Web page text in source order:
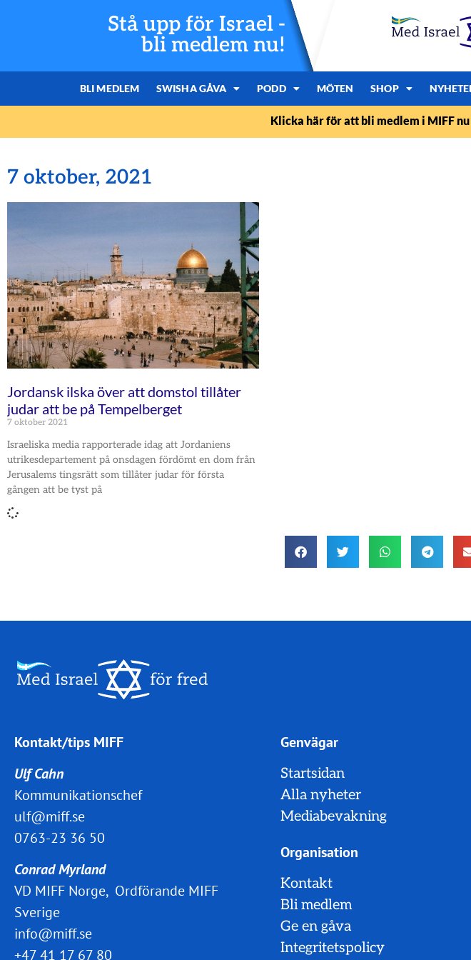
Stå upp för Israel -
bli medlem nu!
BLI MEDLEM SWISHA GÅVA PODD MÖTEN SHOP
Klicka här för att bli medlem i MIFF nu
7 oktober, 2021
Jordansk ilska över att domstol tillåter
judar att be på Tempelberget
7 oktober 2021
Israeliska media rapporterade idag att Jordaniens
utrikesdepartement på onsdagen fördömt en dom från
Jerusalems tingsrätt som tillåter judar för första
gången att be tyst på
Kontakt/tips MIFF
Ulf Cahn
Kommunikationschef
ulf@miff.se
0763-23 36 50
Conrad Myrland
VD MIFF Norge, Ordförande MIFF
Sverige
info@miff.se
+47 41 17 67 80
Genvägar
Startsidan
Alla nyheter
Mediabevakning
Organisation
Kontakt
Bli medlem
Ge en gåva
Integritetspolicy